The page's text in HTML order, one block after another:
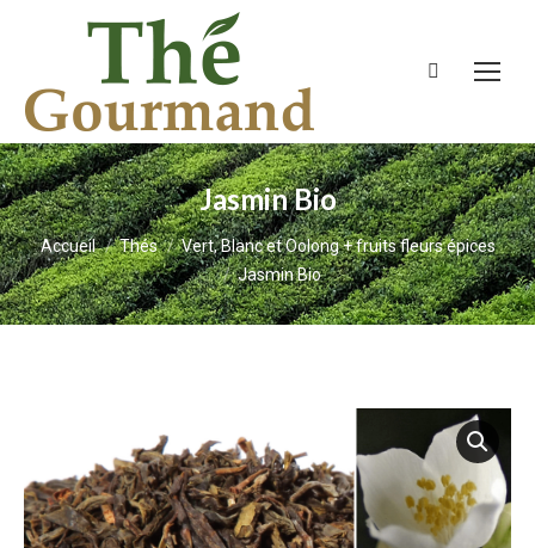
Recherche
Jasmin Bio
Vous êtes ici :
Accueil Thés
Vert, Blanc et Oolong + fruits fleurs épices
Jasmin Bio